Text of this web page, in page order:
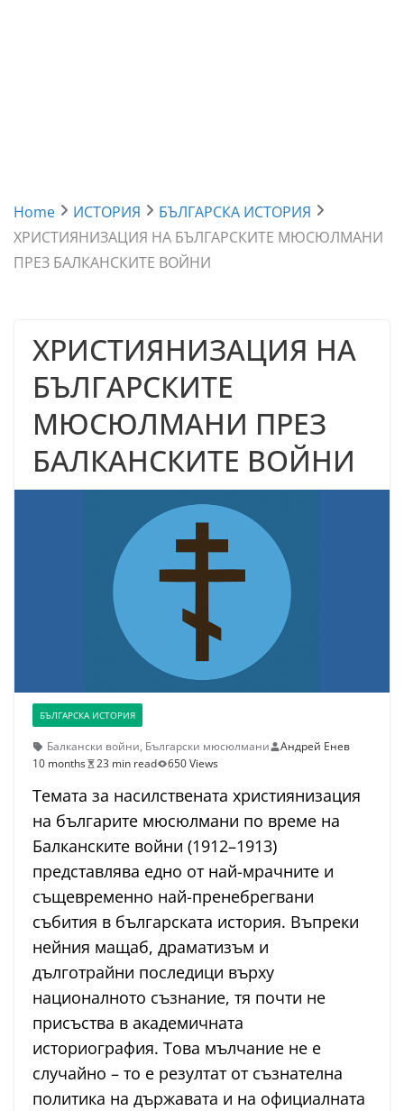
Home ИСТОРИЯ
БЪЛГАРСКА ИСТОРИЯ
ХРИСТИЯНИЗАЦИЯ НА БЪЛГАРСКИТЕ МЮСЮЛМАНИ
ПРЕЗ БАЛКАНСКИТЕ ВОЙНИ
ХРИСТИЯНИЗАЦИЯ НА
БЪЛГАРСКИТЕ
МЮСЮЛМАНИ ПРЕЗ
БАЛКАНСКИТЕ ВОЙНИ
БЪЛГАРСКА ИСТОРИЯ
Балкански войни, Български мюсюлмани
Андрей Енев
10 months
23 min read 650 Views
Темата за насилствената християнизация
на българите мюсюлмани по време на
Балканските войни (1912–1913)
представлява едно от най-мрачните и
същевременно най-пренебрегвани
събития в българската история. Въпреки
нейния мащаб, драматизъм и
дълготрайни последици върху
националното съзнание, тя почти не
присъства в академичната
историография. Това мълчание не е
случайно – то е резултат от съзнателна
политика на държавата и на официалната